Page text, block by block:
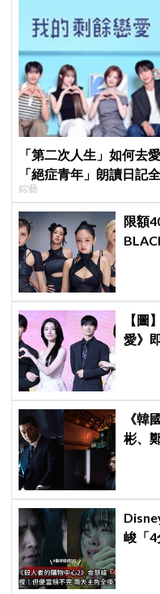
「第二次人生」如何去
「絕症青年」朗讀日記
識」！
綜藝
限額
【圖
愛》
《韓
彬、
峻「4